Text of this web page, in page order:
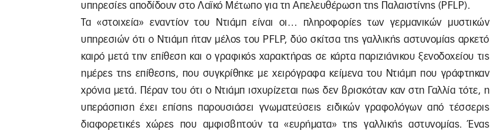
υπηρεσίες αποδίδουν στο Λαϊκό Μέτωπο για τη Απελευθέρωση της Παλαιστίνης (PFLP).
Τα «στοιχεία» εναντίον του Ντιάμπ είναι οι… πληροφορίες των γερμανικών μυστικών
υπηρεσιών ότι ο Ντιάμπ ήταν μέλος του PFLP, δύο σκίτσα της γαλλικής αστυνομίας αρκετό
καιρό μετά την επίθεση και ο γραφικός χαρακτήρας σε κάρτα παριζιάνικου ξενοδοχείου τις
ημέρες της επίθεσης, που συγκρίθηκε με χειρόγραφα κείμενα του Ντιάμπ που γράφτηκαν
χρόνια μετά. Πέραν του ότι ο Ντιάμπ ισχυρίζεται πως δεν βρισκόταν καν στη Γαλλία τότε, η
υπεράσπιση έχει επίσης παρουσιάσει γνωματεύσεις ειδικών γραφολόγων από τέσσερις
διαφορετικές χώρες που αμφισβητούν τα «ευρήματα» της γαλλικής αστυνομίας. Ένας